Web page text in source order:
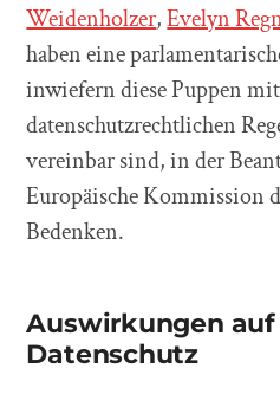
Weidenholzer,Evelyn
haben eine
inwiefern diese Puppen
datenschutzrechtlichen
vereinbar sind, in der
Europäische Kommission
Bedenken.
Auswirkungen auf
Datenschutz